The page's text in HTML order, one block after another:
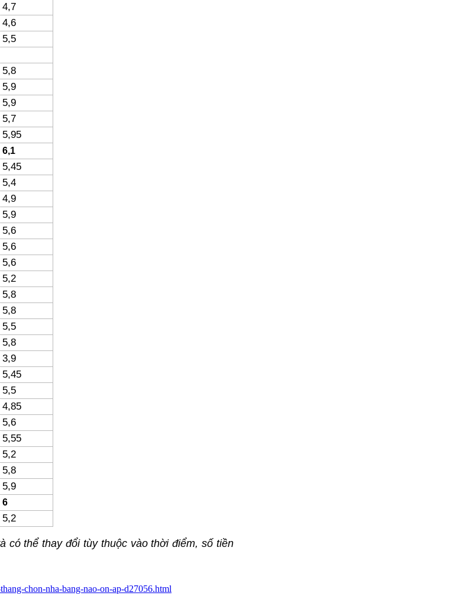
4,7
4,6
5,5
5,8
5,9
5,9
5,7
5,95
6,1
5,45
5,4
4,9
5,9
5,6
5,6
5,6
5,2
5,8
5,8
5,5
5,8
3,9
5,45
5,5
4,85
5,6
5,55
5,2
5,8
5,9
6
5,2
có thể thay đổi tùy thuộc vào thời điểm, số tiền
chon-nha-bang-nao-on-ap-d27056.html